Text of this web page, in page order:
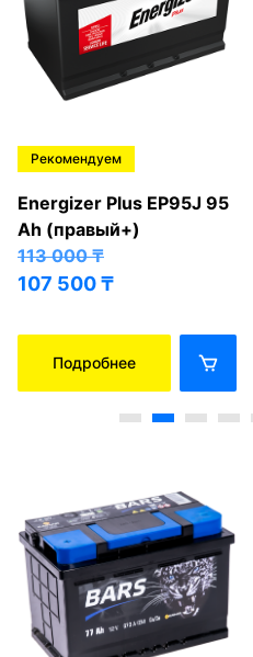
Рекомендуем
Energizer Plus EP95J 95
Ah (правый+)
113 000₸
107 500₸
Подробнее